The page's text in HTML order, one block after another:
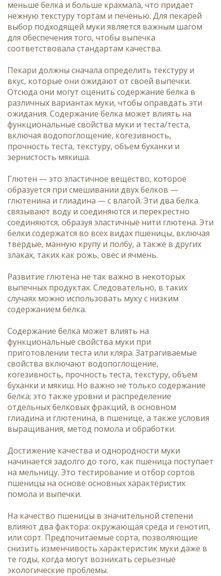
меньше белка и больше крахмала, что придает
нежную текстуру тортам и печенью. Для пекарей
выбор подходящей муки является важным шагом
для обеспечения того, чтобы выпечка
соответствовала стандартам качества.
Пекари должны сначала определить текстуру и
вкус, которые они ожидают от своей выпечки.
Отсюда они могут оценить содержание белка в
различных вариантах муки, чтобы оправдать эти
ожидания. Содержание белка может влиять на
функциональные свойства муки и теста/теста,
включая водопоглощение, когезивность,
прочность теста, текстуру, объем буханки и
зернистость мякиша.
Глютен — это эластичное вещество, которое
образуется при смешивании двух белков —
глютенина и глиадина — с влагой. Эти два белка
связывают воду и соединяются и перекрестно
соединяются, образуя эластичные нити глютена. Эти
белки содержатся во всех видах пшеницы, включая
твердые, манную крупу и полбу, а также в других
злаках, таких как рожь, овес и ячмень.
Развитие глютена не так важно в некоторых
выпечных продуктах. Следовательно, в таких
случаях можно использовать муку с низким
содержанием белка.
Содержание белка может влиять на
функциональные свойства муки при
приготовлении теста или кляра. Затрагиваемые
свойства включают водопоглощение,
когезивность, прочность теста, текстуру, объем
буханки и мякиш. Но важно не только содержание
белка; это также уровни и распределение
отдельных белковых фракций, в основном
глиадина и глютенина, в пшенице, а также условия
выращивания, метод помола и обработки.
Достижение качества и однородности муки
начинается задолго до того, как пшеница поступает
на мельницу. Это тестирование и отбор сортов
пшеницы на основе основных характеристик
помола и выпечки.
На качество пшеницы в значительной степени
влияют два фактора: окружающая среда и генотип,
или сорт. Предпочитаемые сорта, позволяющие
снизить изменчивость характеристик муки даже в
те годы, когда могут возникать серьезные
экологические проблемы.